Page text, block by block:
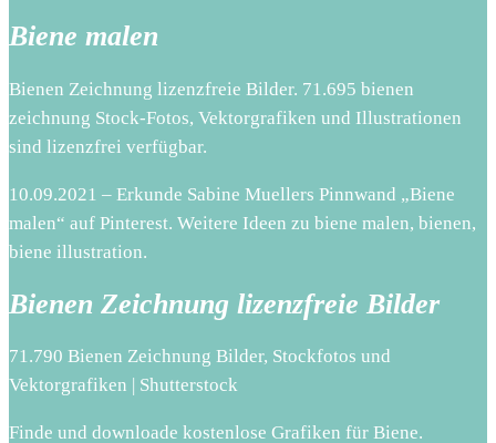
Biene malen
Bienen Zeichnung lizenzfreie Bilder. 71.695 bienen
zeichnung Stock-Fotos, Vektorgrafiken und Illustrationen
sind lizenzfrei verfügbar.
10.09.2021 – Erkunde Sabine Muellers Pinnwand „Biene
malen“ auf Pinterest. Weitere Ideen zu biene malen, bienen,
biene illustration.
Bienen Zeichnung lizenzfreie Bilder
71.790 Bienen Zeichnung Bilder, Stockfotos und
Vektorgrafiken | Shutterstock
Finde und downloade kostenlose Grafiken für Biene.